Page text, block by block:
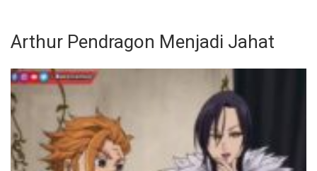
Arthur Pendragon Menjadi Jahat